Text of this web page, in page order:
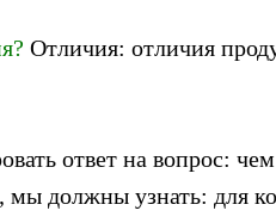
Отличия: отличия
ответ на вопрос:
должны узнать: для